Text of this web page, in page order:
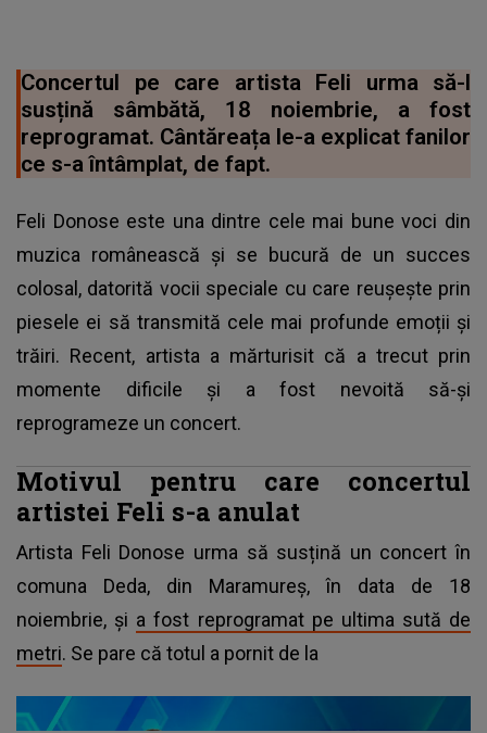
Concertul pe care artista Feli urma să-l
susțină sâmbătă, 18 noiembrie, a fost
reprogramat. Cântăreața le-a explicat fanilor
ce s-a întâmplat, de fapt.
Feli Donose este una dintre cele mai bune voci din
muzica românească și se bucură de un succes
colosal, datorită vocii speciale cu care reușește prin
piesele ei să transmită cele mai profunde emoții și
trăiri. Recent, artista a mărturisit că a trecut prin
momente dificile și a fost nevoită să-și
reprogrameze un concert.
Motivul pentru care concertul
artistei Feli s-a anulat
Artista Feli Donose urma să susțină un concert în
comuna Deda, din Maramureș, în data de 18
noiembrie, și a fost reprogramat pe ultima sută de
metri. Se pare că totul a pornit de la